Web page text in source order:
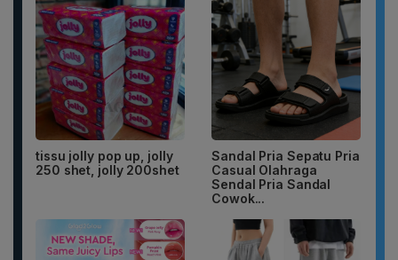
tissu jolly pop up, jolly
250 shet, jolly 200shet
Sandal Pria Sepatu Pria
Casual Olahraga
Sendal Pria Sandal
Cowok...